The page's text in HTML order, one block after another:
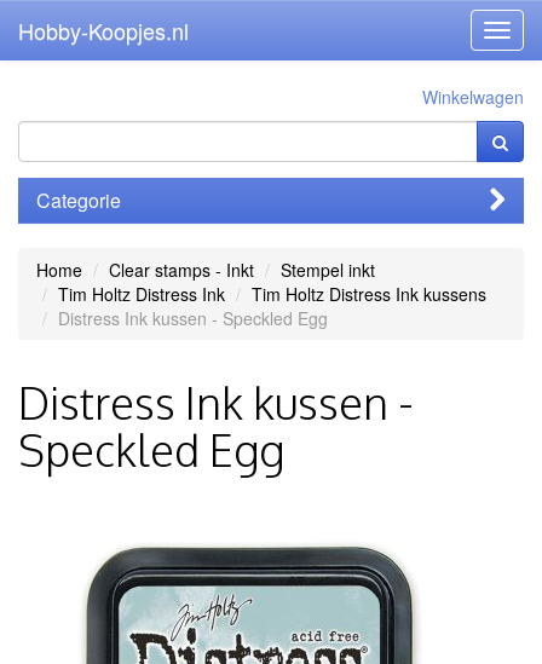
Hobby-Koopjes.nl
Winkelwagen
Categorie
Home Clear stamps - Inkt
Stempel inkt
Tim Holtz Distress Ink
Tim Holtz Distress Ink kussens
Distress Ink kussen - Speckled Egg
Distress Ink kussen -
Speckled Egg